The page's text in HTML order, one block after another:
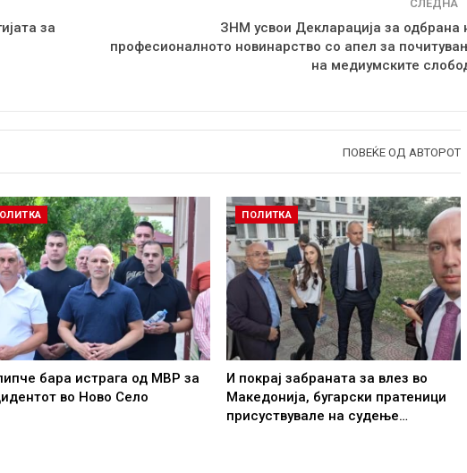
за
СЛЕДНА
ЗНМ усвои Декларација за одбрана
професионалното новинарство со апел за
на медиумските
ПОВЕЌЕ ОД АВТОРОТ
бара истрага од МВР за
во Ново Село
ПОЛИТКА
И покрај забраната за влез во
Македонија, бугарски пратеници
присуствувале на судење…